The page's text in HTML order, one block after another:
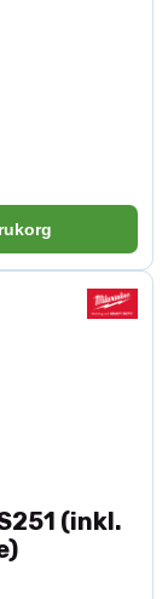
(inkl.